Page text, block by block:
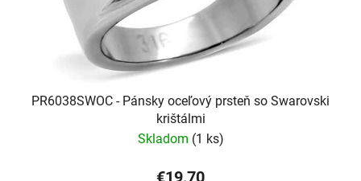
PR6038SWOC - Pánsky oceľový prsteň so Swarovski
krištálmi
Skladom (1 ks)
€19,70